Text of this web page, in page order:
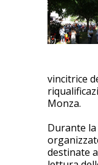
vincitrice
Monza.
Durante
destinate